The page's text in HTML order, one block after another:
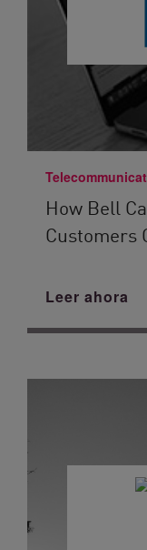
How Bell
Customers
Leer ahora